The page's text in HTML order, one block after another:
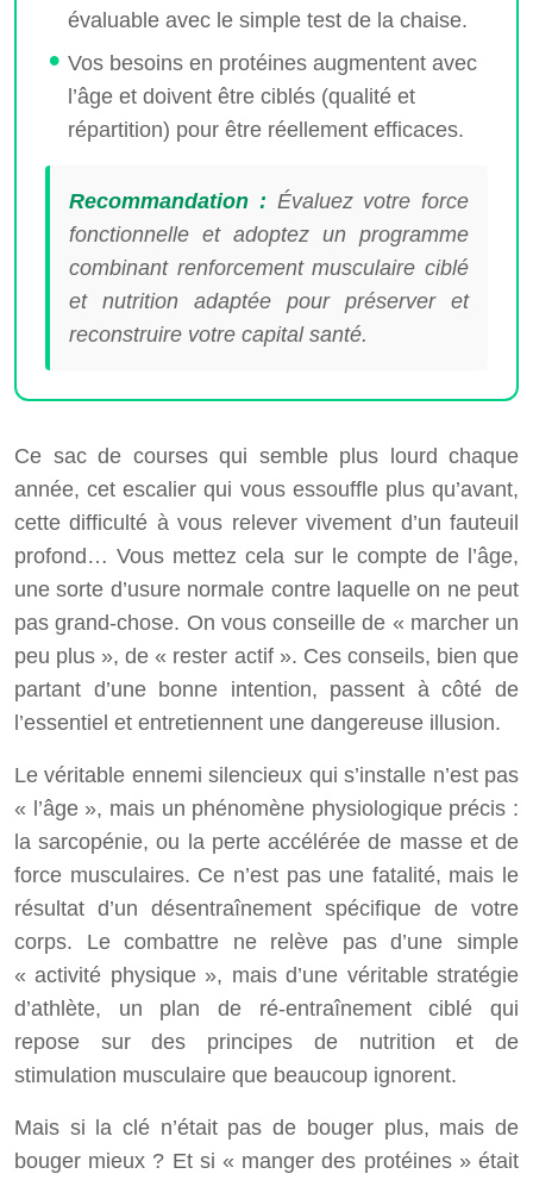
évaluable avec le simple test de la chaise.
Vos besoins en protéines augmentent avec
l’âge et doivent être ciblés (qualité et
répartition) pour être réellement efficaces.
Recommandation : Évaluez votre force
fonctionnelle et adoptez un programme
combinant renforcement musculaire ciblé
et nutrition adaptée pour préserver et
reconstruire votre capital santé.
Ce sac de courses qui semble plus lourd chaque
année, cet escalier qui vous essouffle plus qu’avant,
cette difficulté à vous relever vivement d’un fauteuil
profond… Vous mettez cela sur le compte de l’âge,
une sorte d’usure normale contre laquelle on ne peut
pas grand-chose. On vous conseille de « marcher un
peu plus », de « rester actif ». Ces conseils, bien que
partant d’une bonne intention, passent à côté de
l’essentiel et entretiennent une dangereuse illusion.
Le véritable ennemi silencieux qui s’installe n’est pas
« l’âge », mais un phénomène physiologique précis :
la sarcopénie, ou la perte accélérée de masse et de
force musculaires. Ce n’est pas une fatalité, mais le
résultat d’un désentraînement spécifique de votre
corps. Le combattre ne relève pas d’une simple
« activité physique », mais d’une véritable stratégie
d’athlète, un plan de ré-entraînement ciblé qui
repose sur des principes de nutrition et de
stimulation musculaire que beaucoup ignorent.
Mais si la clé n’était pas de bouger plus, mais de
bouger mieux ? Et si « manger des protéines » était